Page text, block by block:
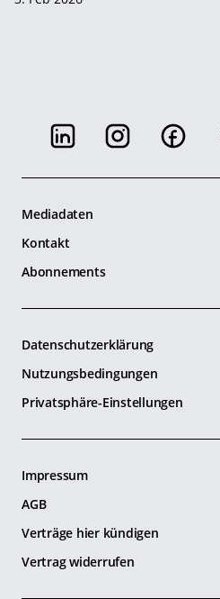
Mediadaten
Kontakt
Abonnements
Datenschutzerklärung
Nutzungsbedingungen
Privatsphäre-Einstellungen
Impressum
AGB
Verträge hier kündigen
Vertrag widerrufen